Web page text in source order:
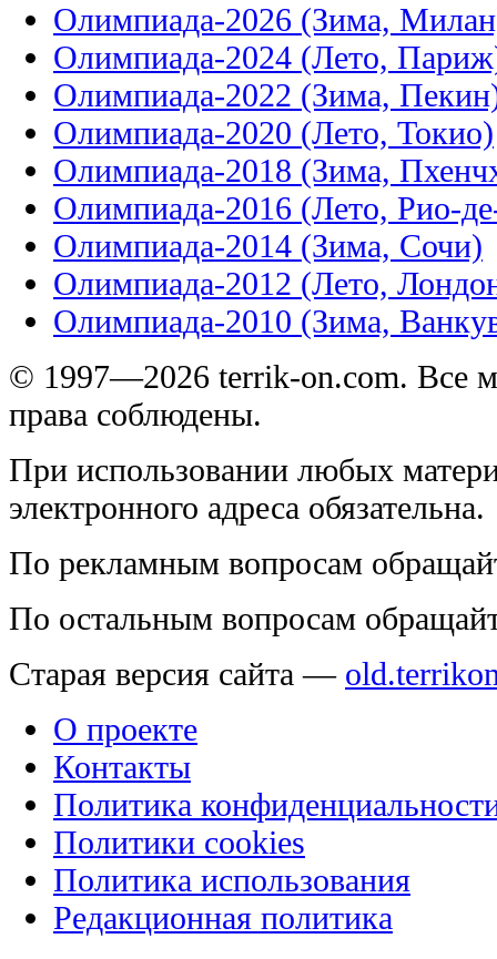
Олимпиада-2026 (Зима,
Олимпиада-2024 (Лето,
Олимпиада-2022 (Зима,
Олимпиада-2020 (Лето, Токио)
Олимпиада-2018 (Зима,
Олимпиада-2016 (Лето, Рио-
Олимпиада-2014 (Зима, Сочи)
Олимпиада-2012 (Лето,
Олимпиада-2010 (Зима,
© 1997—2026 terrik-on.com. Все
права соблюдены.
При использовании любых
электронного адреса обязательна.
По рекламным вопросам
По остальным вопросам
Старая версия сайта —
О проекте
Контакты
Политика
Политики cookies
Политика использования
Редакционная политика